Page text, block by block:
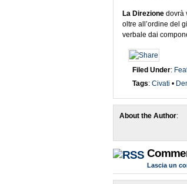
La Direzione dovrà
oltre all’ordine del
verbale dai
Filed Under:
Tags: Civati •
About the Author:
Lascia un